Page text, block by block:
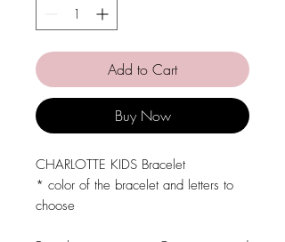
Add to Cart
Buy Now
CHARLOTTE KIDS Bracelet
* color of the bracelet and letters to
choose